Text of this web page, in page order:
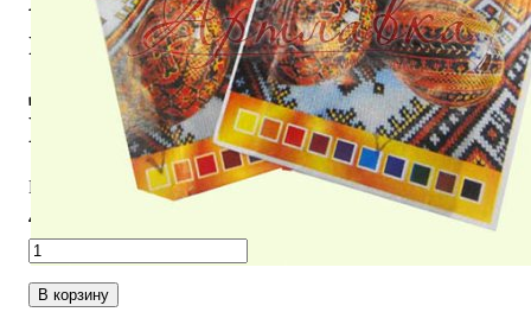
краситель
для писанок,
Коричневый
В наличии
40
В корзину